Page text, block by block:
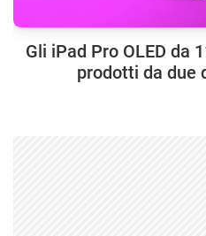
Gli iPad Pro OLED da
prodotti da due